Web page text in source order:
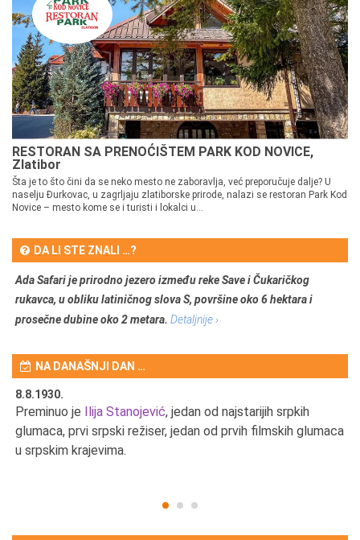
RESTORAN SA PRENOĆIŠTEM PARK KOD NOVICE,
Zlatibor
Šta je to što čini da se neko mesto ne zaboravlja, već preporučuje dalje? U
naselju Đurkovac, u zagrljaju zlatiborske prirode, nalazi se restoran Park Kod
Novice – mesto kome se i turisti i lokalci u...
DA LI STE ZNALI …?
Ada Safari je prirodno jezero između reke Save i Čukaričkog
rukavca, u obliku latiničnog slova S, površine oko 6 hektara i
prosečne dubine oko 2 metara. Detaljnije ›
NA DANAŠNJI DAN …
8.8.1930.
Preminuo je Ilija Stanojević, jedan od najstarijih srpkih
glumaca, prvi srpski režiser, jedan od prvih filmskih glumaca
u srpskim krajevima.